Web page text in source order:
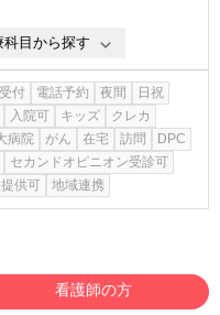
目から探す
付 電話予約 夜間
日祝
入院可 キッズ
クレカ
病院 がん 在宅 訪問
DPC
セカンドオピニオン受診可
供可
地域連携
看護師の方